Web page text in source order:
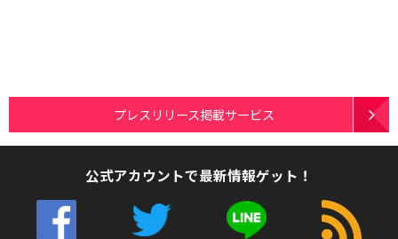
プレスリリース掲載サービス
公式アカウントで最新情報ゲット！